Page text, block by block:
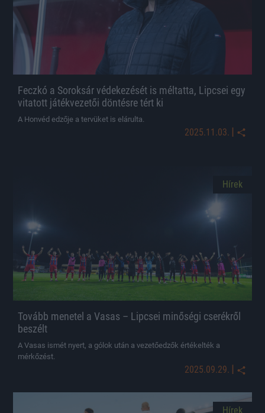
Feczkó a Soroksár védekezését is méltatta, Lipcsei egy
vitatott játékvezetői döntésre tért ki
A Honvéd edzője a tervüket is elárulta.
2025.11.03. |
Hírek
Tovább menetel a Vasas – Lipcsei minőségi cserékről
beszélt
A Vasas ismét nyert, a gólok után a vezetőedzők értékelték a
mérkőzést.
2025.09.29. |
Hírek